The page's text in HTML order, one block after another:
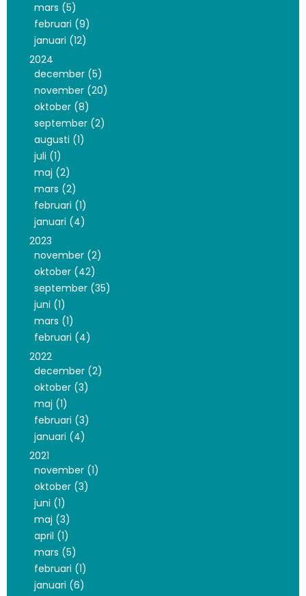
mars (5)
februari (9)
januari (12)
2024
december (5)
november (20)
oktober (8)
september (2)
augusti (1)
juli (1)
maj (2)
mars (2)
februari (1)
januari (4)
2023
november (2)
oktober (42)
september (35)
juni (1)
mars (1)
februari (4)
2022
december (2)
oktober (3)
maj (1)
februari (3)
januari (4)
2021
november (1)
oktober (3)
juni (1)
maj (3)
april (1)
mars (5)
februari (1)
januari (6)